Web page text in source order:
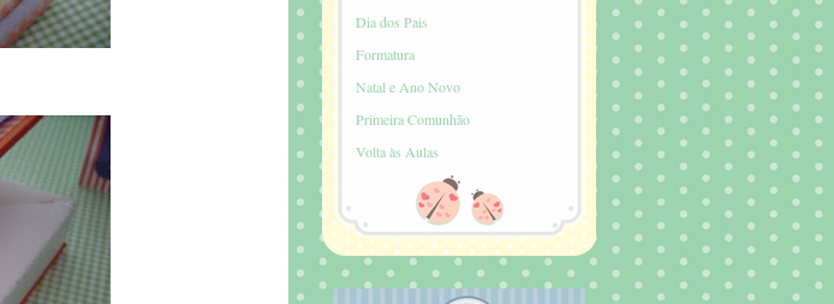
Dia dos Pais
Formatura
Natal e Ano Novo
Primeira Comunhão
Volta às Aulas